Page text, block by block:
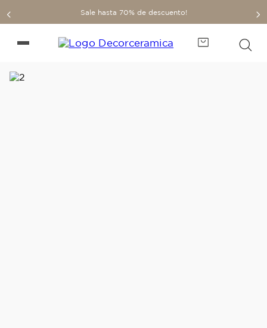
Sale hasta 70% de descuento!